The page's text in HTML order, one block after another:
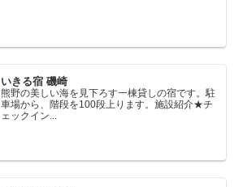
いきる宿 磯崎
熊野の美しい海を見下ろす一棟貸しの宿です。駐
車場から、階段を100段上ります。施設紹介★チ
ェックイン...